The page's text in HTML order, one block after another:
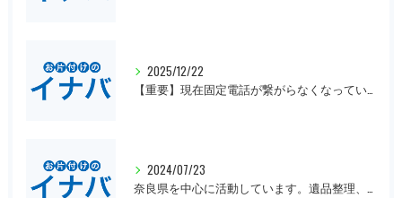
2025/12/22
【重要】現在固定電話が繋がらなくなっています。
2024/07/23
奈良県を中心に活動しています。遺品整理、一軒丸ごとの片付け、オフィスや倉庫の処分等、大量にある場合は近県でも回収にお伺いいたします。先ずは無料見積もりをお願いします。